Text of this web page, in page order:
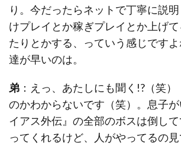
り。今だったらネットで丁寧に説
けプレイとか稼ぎプレイとか上げ
たりとかする、っていう感じです
達が早いのは。
弟 ：えっ、あたしにも聞く!?（笑
のかわからないです（笑）。息子
イアス外伝』の全部のボスは倒し
ってくれるけど、人がやってるの